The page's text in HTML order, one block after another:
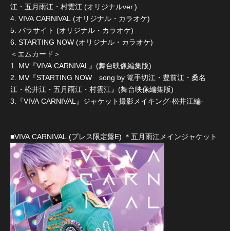
江・五月雨江・村雲江 (オリジナルver.)
4. VIVA CARNIVAL (オリジナル・カラオケ)
5. パラサイト (オリジナル・カラオケ)
6. STARTING NOW (オリジナル・カラオケ)
＜エムカード＞
1. MV『VIVA CARNIVAL』(舞台映像編集版)
2. MV『STARTING NOW song by 篭手切江・豊前江・桑名
江・松井江・五月雨江・村雲江』(舞台映像編集版)
3.『VIVA CARNIVAL』ジャケット撮影メイキング-松井江編-
■VIVA CARNIVAL (プレス限定盤E) ＊五月雨江メインジャケット